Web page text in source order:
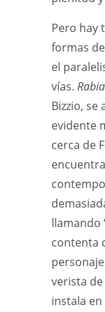
Pero hay
formas
el
vías. Rabia
Bizzio, se
evidente
cerca de
llamando
contenta
verista
instala